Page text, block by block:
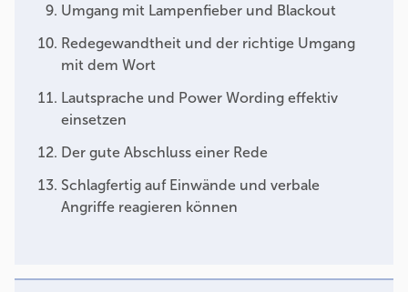
Umgang mit Lampenfieber und Blackout
Redegewandtheit und der richtige Umgang
mit dem Wort
Lautsprache und Power Wording effektiv
einsetzen
Der gute Abschluss einer Rede
Schlagfertig auf Einwände und verbale
Angriffe reagieren können